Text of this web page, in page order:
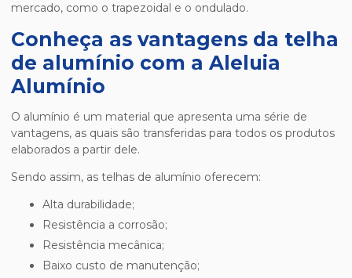
mercado, como o trapezoidal e o ondulado.
Conheça as vantagens da telha
de alumínio com a Aleluia
Alumínio
O alumínio é um material que apresenta uma série de
vantagens, as quais são transferidas para todos os produtos
elaborados a partir dele.
Sendo assim, as telhas de alumínio oferecem:
alta durabilidade;
resistência a corrosão;
resistência mecânica;
baixo custo de manutenção;